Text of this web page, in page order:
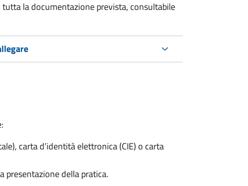
la documentazione prevista, consultabile
carta d’identità elettronica (CIE) o carta
presentazione della pratica.